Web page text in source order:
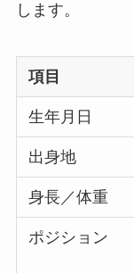
します。
項目
生年月日
出身地
身長／体重
ポジション